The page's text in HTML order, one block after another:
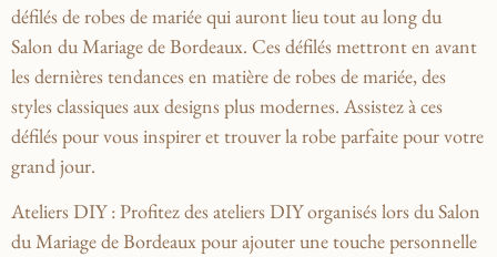
défilés de ‍robes de mariée qui auront lieu tout au ‌long du ​
Salon du Mariage de Bordeaux. Ces défilés mettront ⁣en avant
les dernières tendances en matière de robes de mariée, des
styles classiques aux designs plus modernes. Assistez à ces
défilés pour vous ⁣inspirer et trouver la robe​ parfaite pour votre
grand jour.
Ateliers DIY: Profitez des ateliers DIY organisés‍ lors du Salon
du Mariage de Bordeaux pour ajouter⁢ une touche personnelle